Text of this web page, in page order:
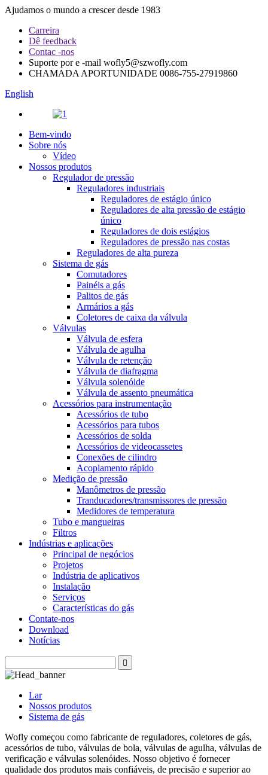
Ajudamos o mundo a crescer desde 1983
Carreira
Dê feedback
Contac -nos
Suporte por e -mail wofly5@szwofly.com
CHAMADA APORTUNIDADE 0086-755-27919860
English
Bem-vindo
Sobre nós
Vídeo
Nossos produtos
Regulador de pressão
Reguladores industriais
Reguladores de estágio único
Reguladores de alta pressão de estágio
único
Reguladores de dois estágios
Reguladores de pressão nas costas
Reguladores de alta pureza
Sistema de gás
Comutadores
Painéis a gás
Palitos de gás
Armários a gás
Coletores de caixa da válvula
Válvulas
Válvula de esfera
Válvula de agulha
Válvula de retenção
Válvula de diafragma
Válvula solenóide
Válvula de assento pneumática
Acessórios para instrumentação
Acessórios de tubo
Acessórios para tubos
Acessórios de solda
Acessórios de videocassetes
Conexões de cilindro
Acoplamento rápido
Medição de pressão
Manômetros de pressão
Tranducadores/transmissores de pressão
Medidores de temperatura
Tubo e mangueiras
Filtros
Indústrias e aplicações
Principal de negócios
Projetos
Indústria de aplicativos
Instalação
Serviços
Características do gás
Contate-nos
Download
Notícias
Lar
Nossos produtos
Sistema de gás
Wofly começou como fabricante de reguladores, coletores de gás,
acessórios de tubo, válvulas de bola, válvulas de agulha, válvulas de
verificação e válvulas solenóides. Nosso objetivo é fornecer
qualidade dos produtos mais confiáveis, de precisão e superior ao